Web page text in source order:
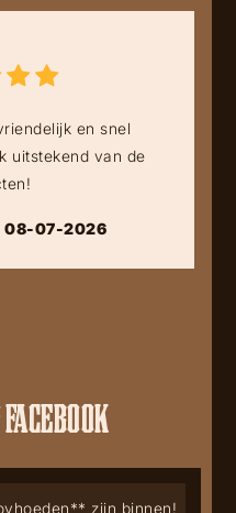
en snel
uitstekend van de
08-07-2026
zijn binnen!